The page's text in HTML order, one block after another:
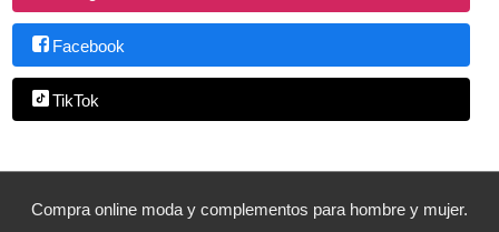
Facebook
TikTok
Compra online moda y complementos para hombre y mujer.